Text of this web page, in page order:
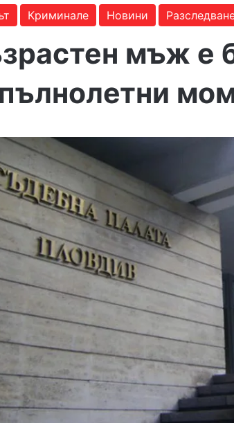
Криминале Новини
мъж е